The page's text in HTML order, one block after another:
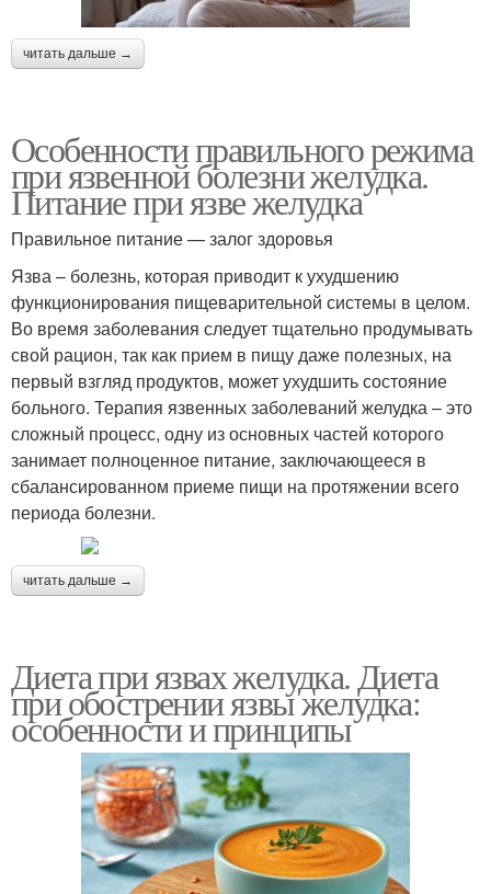
читать дальше →
Особенности правильного режима
при язвенной болезни желудка.
Питание при язве желудка
Правильное питание — залог здоровья
Язва – болезнь, которая приводит к ухудшению
функционирования пищеварительной системы в целом.
Во время заболевания следует тщательно продумывать
свой рацион, так как прием в пищу даже полезных, на
первый взгляд продуктов, может ухудшить состояние
больного. Терапия язвенных заболеваний желудка – это
сложный процесс, одну из основных частей которого
занимает полноценное питание, заключающееся в
сбалансированном приеме пищи на протяжении всего
периода болезни.
читать дальше →
Диета при язвах желудка. Диета
при обострении язвы желудка:
особенности и принципы